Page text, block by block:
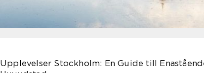
Upplevelser Stockholm: En Guide till